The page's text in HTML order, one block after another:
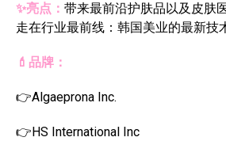
✨亮点： 带来最前沿护肤品以及皮肤
走在行业最前线：韩国美业的最新技
💄品牌：
👉Algaeprona Inc.
👉HS International Inc